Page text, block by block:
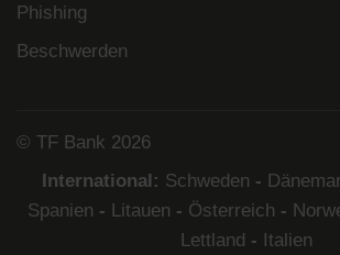
Phishing
Beschwerden
© TF Bank 2026
International: Schweden -
Spanien - Litauen - Österreich -
Lettland - Italien